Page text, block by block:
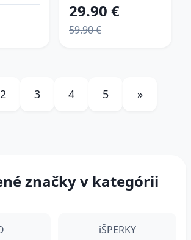
29.90 €
59.90 €
2 3 4 5 »
značky v kategórii
iŠPERKY